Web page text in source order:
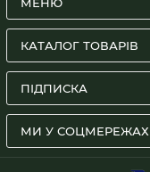
МЕНЮ
КАТАЛОГ ТОВАРІВ
ПІДПИСКА
МИ У СОЦМЕРЕЖАХ